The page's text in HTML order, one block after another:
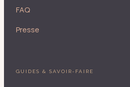
FAQ
Presse
GUIDES & SAVOIR-FAIRE